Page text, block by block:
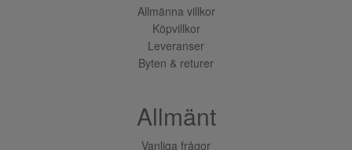
Allmänna villkor
Köpvillkor
Leveranser
Byten & returer
Allmänt
Vanliga frågor